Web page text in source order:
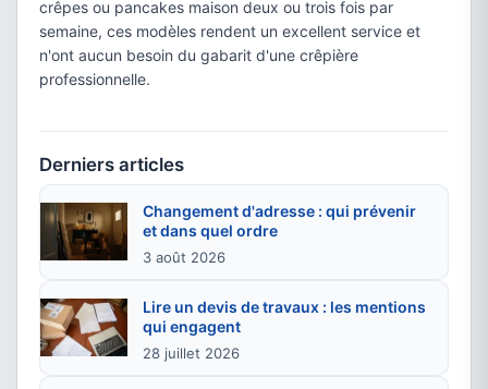
crêpes ou pancakes maison deux ou trois fois par
semaine, ces modèles rendent un excellent service et
n'ont aucun besoin du gabarit d'une crêpière
professionnelle.
Derniers articles
Changement d'adresse : qui prévenir
et dans quel ordre
3 août 2026
Lire un devis de travaux : les mentions
qui engagent
28 juillet 2026